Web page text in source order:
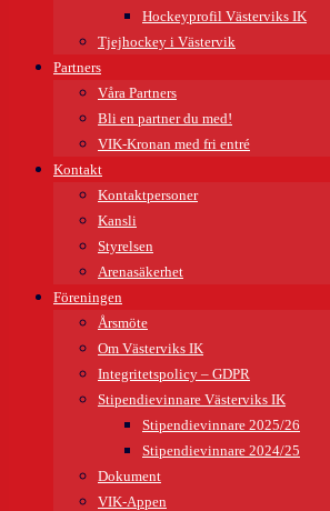
Hockeyprofil Västerviks IK
Tjejhockey i Västervik
Partners
Våra Partners
Bli en partner du med!
VIK-Kronan med fri entré
Kontakt
Kontaktpersoner
Kansli
Styrelsen
Arenasäkerhet
Föreningen
Årsmöte
Om Västerviks IK
Integritetspolicy – GDPR
Stipendievinnare Västerviks IK
Stipendievinnare 2025/26
Stipendievinnare 2024/25
Dokument
VIK-Appen